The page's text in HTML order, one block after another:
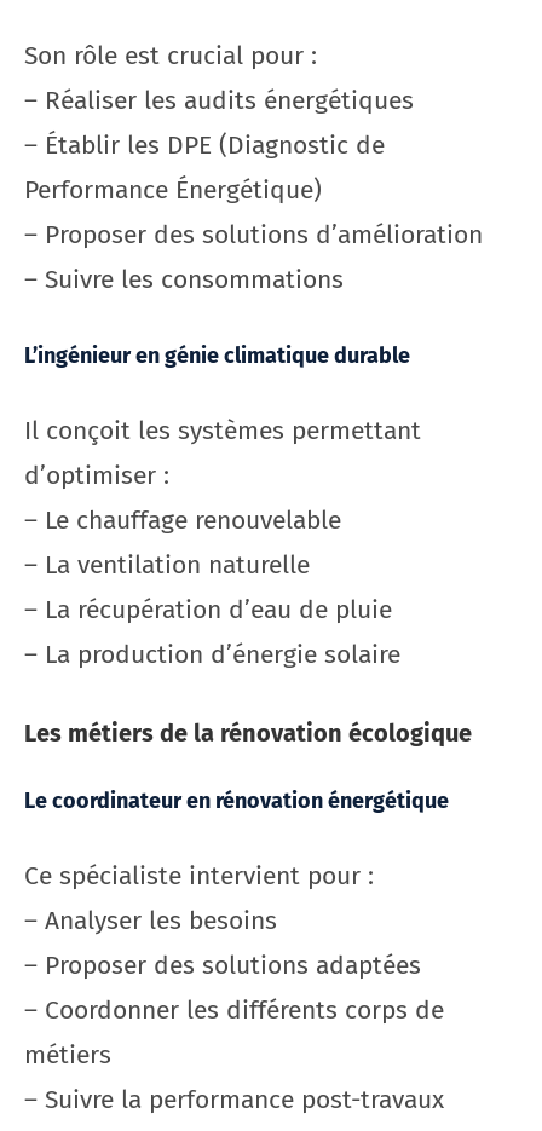
Son rôle est crucial pour :
– Réaliser les audits énergétiques
– Établir les DPE (Diagnostic de
Performance Énergétique)
– Proposer des solutions d’amélioration
– Suivre les consommations
L’ingénieur en génie climatique durable
Il conçoit les systèmes permettant
d’optimiser :
– Le chauffage renouvelable
– La ventilation naturelle
– La récupération d’eau de pluie
– La production d’énergie solaire
Les métiers de la rénovation écologique
Le coordinateur en rénovation énergétique
Ce spécialiste intervient pour :
– Analyser les besoins
– Proposer des solutions adaptées
– Coordonner les différents corps de
métiers
– Suivre la performance post-travaux